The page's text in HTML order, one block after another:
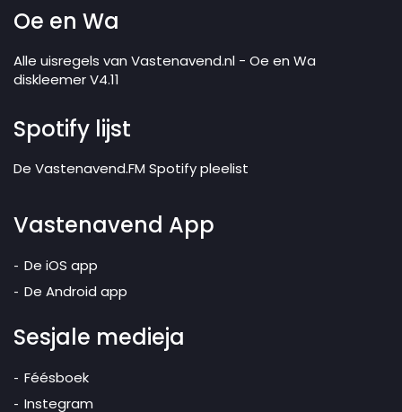
Oe en Wa
Alle uisregels van Vastenavend.nl - Oe en Wa
diskleemer V4.11
Spotify lijst
De Vastenavend.FM Spotify pleelist
Vastenavend App
De iOS app
De Android app
Sesjale medieja
Féésboek
Instegram